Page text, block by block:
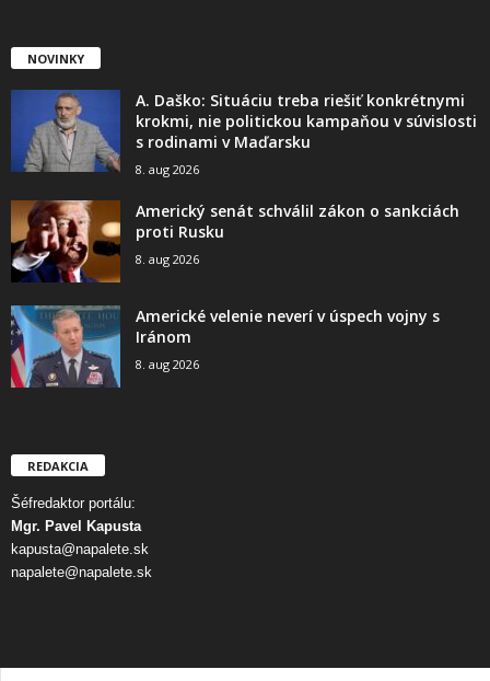
NOVINKY
A. Daško: Situáciu treba riešiť konkrétnymi
krokmi, nie politickou kampaňou v súvislosti
s rodinami v Maďarsku
8. aug 2026
Americký senát schválil zákon o sankciách
proti Rusku
8. aug 2026
Americké velenie neverí v úspech vojny s
Iránom
8. aug 2026
REDAKCIA
Šéfredaktor portálu:
Mgr. Pavel Kapusta
kapusta@napalete.sk
napalete@napalete.sk